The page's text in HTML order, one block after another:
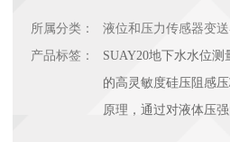
所属分类：
液位和压力传感器变
产品标签：
SUAY20地下水水位
的高灵敏度硅压阻感
原理，通过对液体压